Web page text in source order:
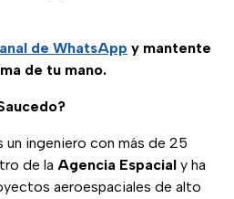
de WhatsApp y mantente
de tu mano.
un ingeniero con más de 25
de la Agencia Espacial y ha
aeroespaciales de alto